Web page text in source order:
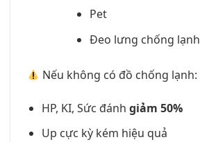
Pet
Đeo lưng chống lạnh
Nếu không có đồ chống lạnh:
HP, KI, Sức đánh giảm 50%
Up cực kỳ kém hiệu quả